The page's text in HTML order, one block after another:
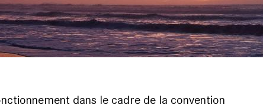
dans le cadre de la convention